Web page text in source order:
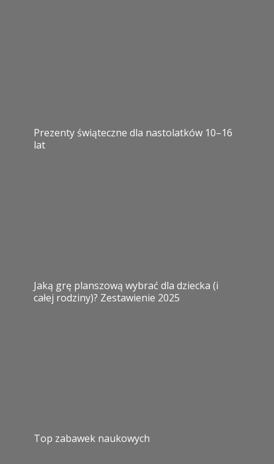
Prezenty świąteczne dla nastolatków 10–16
lat
Jaką grę planszową wybrać dla dziecka (i
całej rodziny)? Zestawienie 2025
Top zabawek naukowych